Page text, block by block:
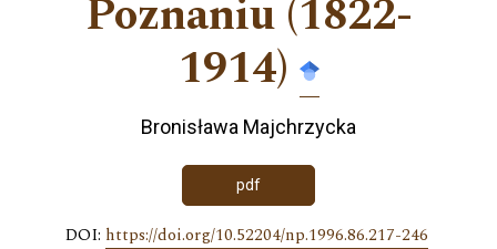
Poznaniu (1822-
1914)
Bronisława Majchrzycka
pdf
DOI: https://doi.org/10.52204/np.1996.86.217-246